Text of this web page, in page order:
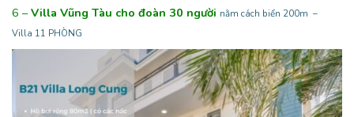
6 –Villa Vũng Tàu cho đoàn 30 người nằm cách biển 200m –
Villa 11 PHÒNG